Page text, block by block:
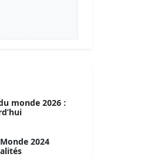
monde 2026 :
2024